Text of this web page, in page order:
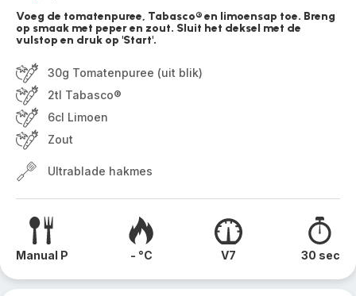
Voeg de tomatenpuree, Tabasco® en limoensap toe. Breng
op smaak met peper en zout. Sluit het deksel met de
vulstop en druk op 'Start'.
30g Tomatenpuree (uit blik)
2tl Tabasco®
6cl Limoen
Zout
Ultrablade hakmes
Manual P - °C V7 30 sec